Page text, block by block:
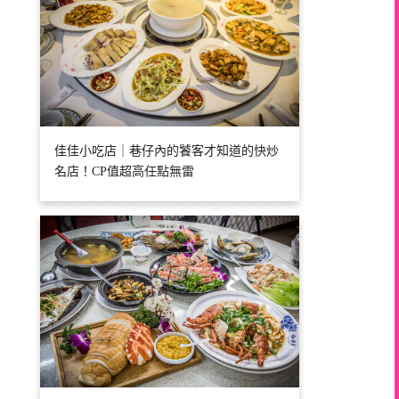
佳佳小吃店｜巷仔內的饕客才知道的快炒
名店！CP值超高任點無雷